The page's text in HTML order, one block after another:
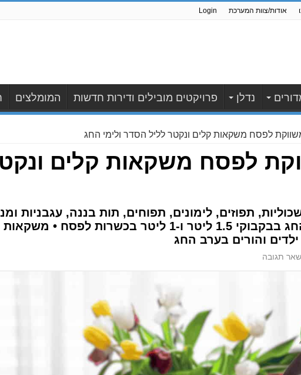
אודות/צוות המערכת Login
נדלן פרויקטים מובילים ודירות חדשות המומלצים
לפסח משקאות קלים ונקטר לליל הסדר ולימי החג
לפסח משקאות קלים
תפוזים, לימונים, תפוחים, תות בננה, עגבניות
ומרעננים, משווקים לרגל החג בבקבוקי 1.5 ליטר ו-1
והורים בערב החג
תגובה